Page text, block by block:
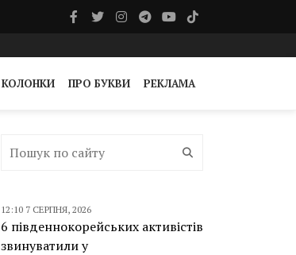
КОЛОНКИ ПРО БУКВИ РЕКЛАМА
12:10 7 СЕРПНЯ, 2026
6 південнокорейських активістів
звинуватили у